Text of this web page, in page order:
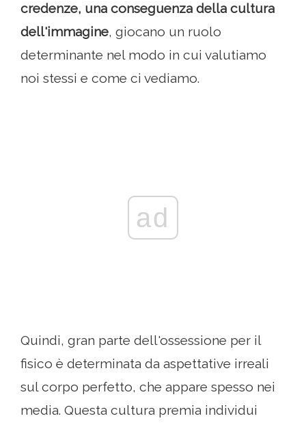
credenze, una conseguenza della cultura
dell'immagine, giocano un ruolo
determinante nel modo in cui valutiamo
noi stessi e come ci vediamo.
ad
Quindi, gran parte dell'ossessione per il
fisico è determinata da aspettative irreali
sul corpo perfetto, che appare spesso nei
media. Questa cultura premia individui